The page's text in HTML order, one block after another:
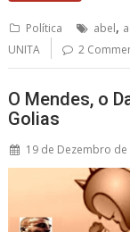
Política abel,
UNITA 2
O Mendes, o
Golias
19 de Dezembro de